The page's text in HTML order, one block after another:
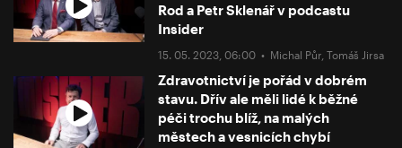
Rod a Petr Sklenář v podcastu
Insider
15. 05. 2023, 06:00 • Michal Půr ,Tomáš Jirsa
Zdravotnictví je pořád v dobrém
stavu. Dřív ale měli lidé k běžné
péči trochu blíž, na malých
městech a vesnicích chybí